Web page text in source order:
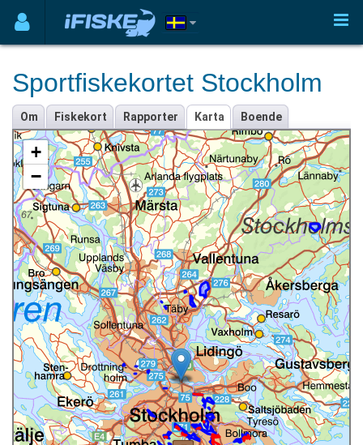
Sportfiskekortet Stockholm
Om Fiskekort Rapporter Karta Boende
+
−